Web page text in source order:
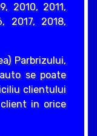
2010, 2011,
2017, 2018,
Parbrizului,
se poate
clientului
in orice